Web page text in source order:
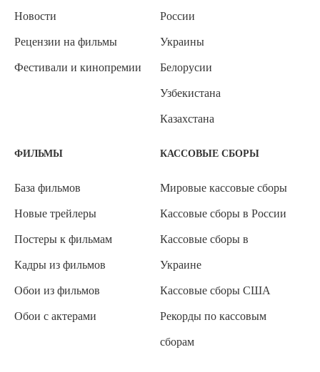
Новости
Рецензии на фильмы
Фестивали и кинопремии
России
Украины
Белорусии
Узбекистана
Казахстана
ФИЛЬМЫ
База фильмов
Новые трейлеры
Постеры к фильмам
Кадры из фильмов
Обои из фильмов
Обои с актерами
КАССОВЫЕ СБОРЫ
Мировые кассовые сборы
Кассовые сборы в России
Кассовые сборы в
Украине
Кассовые сборы США
Рекорды по кассовым
сборам